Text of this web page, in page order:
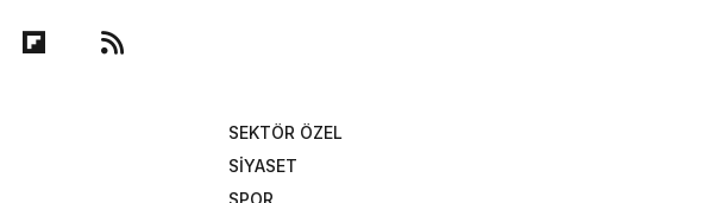
SEKTÖR ÖZEL
SİYASET